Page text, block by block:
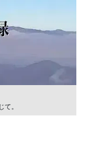
て。